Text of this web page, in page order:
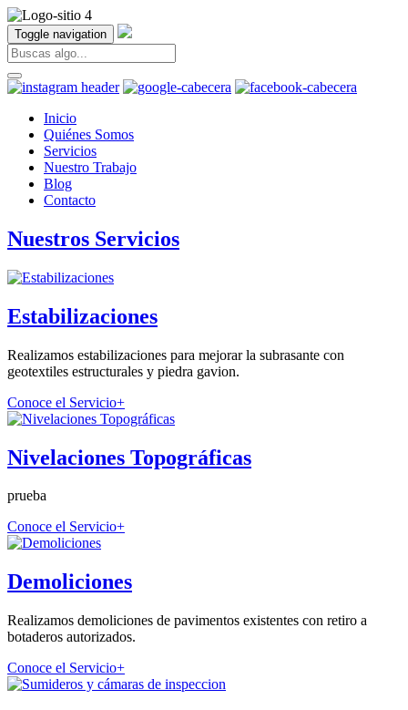
Toggle navigation
Inicio
Quiénes Somos
Servicios
Nuestro Trabajo
Blog
Contacto
Nuestros Servicios
Estabilizaciones
Realizamos estabilizaciones para mejorar la subrasante con
geotextiles estructurales y piedra gavion.
Conoce el Servicio+
Nivelaciones Topográficas
prueba
Conoce el Servicio+
Demoliciones
Realizamos demoliciones de pavimentos existentes con retiro a
botaderos autorizados.
Conoce el Servicio+